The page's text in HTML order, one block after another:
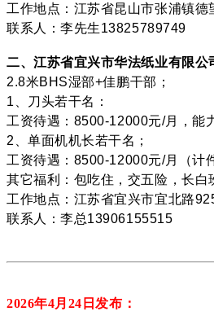
工作地点：江苏省昆山市张浦镇德
联系人：李先生13825789749
二、江苏省宜兴市华法纸业有限公
2.8米BHS湿部+佳鹏干部；
1、刀头若干名：
工资待遇：8500-12000元/月，能
2、单面机机长若干名；
工资待遇：8500-12000元/月（计
其它福利：包吃住，交五险，长白
工作地点：江苏省宜兴市宜北路
联系人：李总13906155515
2026年4月24 日发布：